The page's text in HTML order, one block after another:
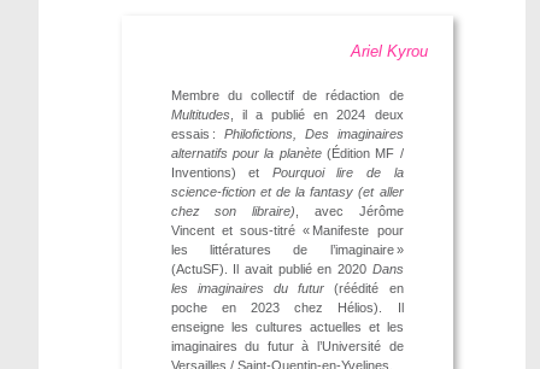
Ariel Kyrou
Membre du collectif de rédaction de
Multitudes, il a publié en 2024 deux
essais : Philofictions, Des imaginaires
alternatifs pour la planète(Édition MF /
Inventions) et Pourquoi lire de la
science-fiction et de la fantasy (et aller
chez son libraire) , avec Jérôme
Vincent et sous-titré « Manifeste pour
les littératures de l’imaginaire »
(ActuSF). Il avait publié en 2020 Dans
les imaginaires du futur (réédité en
poche en 2023 chez Hélios). Il
enseigne les cultures actuelles et les
imaginaires du futur à l’Université de
Versailles / Saint-Quentin-en-Yvelines.